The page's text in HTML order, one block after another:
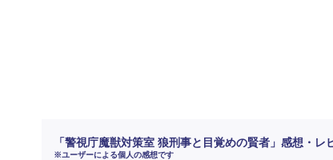
「警視庁魔獣対策室 狼刑事と目覚めの賢者」感想・レ
※ユーザーによる個人の感想です